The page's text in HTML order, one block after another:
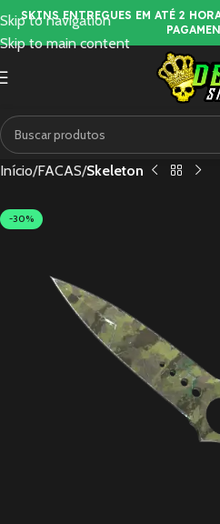
Skip to navigation
Skip to main content
SKINS ENTREGUES EM ATÉ 2
Início FACAS Skeleton
-30%